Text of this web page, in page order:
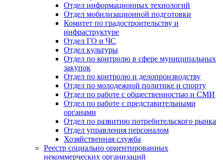
Отдел информационных технологий
Отдел мобилизационной подготовки
Комитет по градостроительству и
инфраструктуре
Отдел ГО и ЧС
Отдел культуры
Отдел по контролю в сфере муниципальных
закупок
Отдел по контролю и делопроизводству
Отдел по молодежной политике и спорту
Отдел по работе с общественностью и СМИ
Отдел по работе с представительными
органами
Отдел по развитию потребительского рынка
Отдел управления персоналом
Хозяйственная служба
Реестр социально ориентированных
некоммерческих организаций